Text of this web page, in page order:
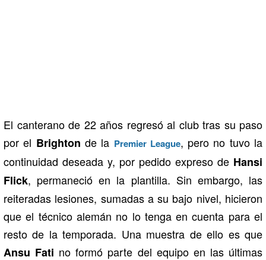
El canterano de 22 años regresó al club tras su paso
por el Brighton de la Premier League, pero no tuvo la
continuidad deseada y, por pedido expreso de Hansi
Flick, permaneció en la plantilla. Sin embargo, las
reiteradas lesiones, sumadas a su bajo nivel, hicieron
que el técnico alemán no lo tenga en cuenta para el
resto de la temporada. Una muestra de ello es que
Ansu Fati no formó parte del equipo en las últimas